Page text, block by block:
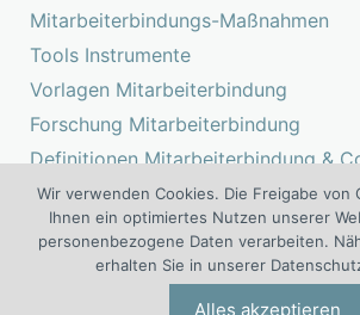
Mitarbeiterbindungs-Maßnahmen
Tools Instrumente
Vorlagen Mitarbeiterbindung
Forschung Mitarbeiterbindung
Definitionen Mitarbeiterbindung &
Studien Mitarbeiterbindung
Das Kompetenz Center Mitarbeiterbindung
Wir verwenden Cookies. Die Freigabe von
Ihnen ein optimiertes Nutzen unserer
personenbezogene Daten verarbeiten.
erhalten Sie in unserer
Alles akzeptieren